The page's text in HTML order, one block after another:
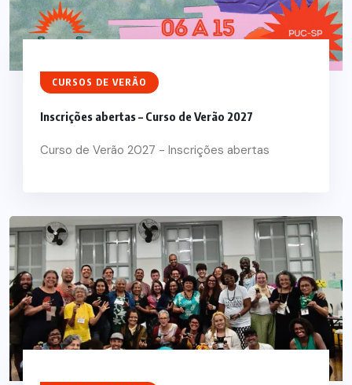
CURSOS DE VERÃO
Inscrições abertas – Curso de Verão 2027
Curso de Verão 2027 - Inscrições abertas